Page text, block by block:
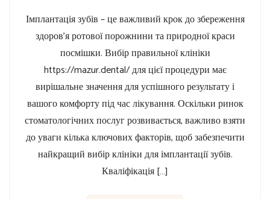
Імплантація зубів – це важливий крок до збереження
здоров’я ротової порожнини та природної краси
посмішки. Вибір правильної клініки
https://mazur.dental/ для цієї процедури має
вирішальне значення для успішного результату і
вашого комфорту під час лікування. Оскільки ринок
стоматологічних послуг розвивається, важливо взяти
до уваги кілька ключових факторів, щоб забезпечити
найкращий вибір клініки для імплантації зубів.
Кваліфікація […]